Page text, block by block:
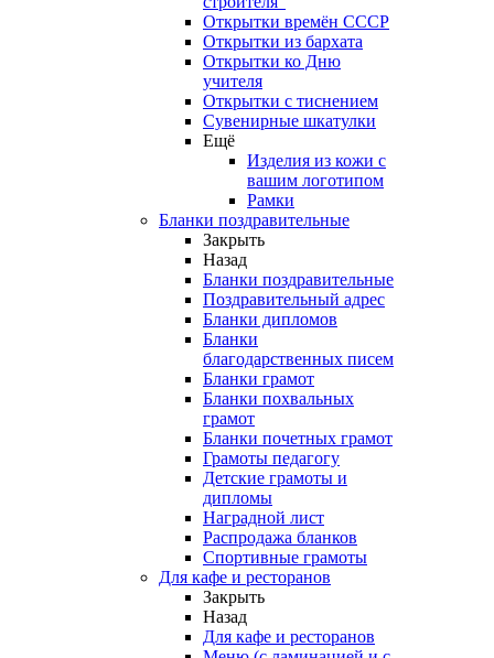
Открытки времён СССР
Открытки из бархата
Открытки ко Дню
учителя
Открытки с тиснением
Сувенирные шкатулки
Ещё
Изделия из кожи с
вашим логотипом
Рамки
Бланки поздравительные
Закрыть
Назад
Бланки поздравительные
Поздравительный адрес
Бланки дипломов
Бланки
благодарственных писем
Бланки грамот
Бланки похвальных
грамот
Бланки почетных грамот
Грамоты педагогу
Детские грамоты и
дипломы
Наградной лист
Распродажа бланков
Спортивные грамоты
Для кафе и ресторанов
Закрыть
Назад
Для кафе и ресторанов